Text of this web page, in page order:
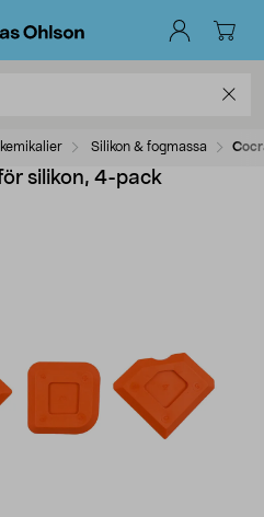
kemikalier Silikon & fogmassa
silikon, 4-pack